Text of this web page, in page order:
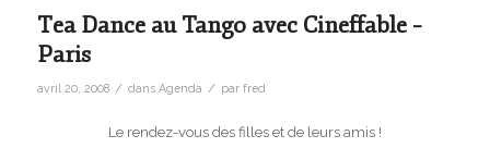
Tea Dance au Tango avec Cineffable –
Paris
avril 20, 2008 / dans Agenda / par fred
Le rendez-vous des filles et de leurs amis !